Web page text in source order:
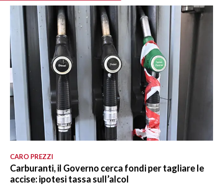
CARO PREZZI
Carburanti, il Governo cerca fondi per tagliare le
accise: ipotesi tassa sull’alcol